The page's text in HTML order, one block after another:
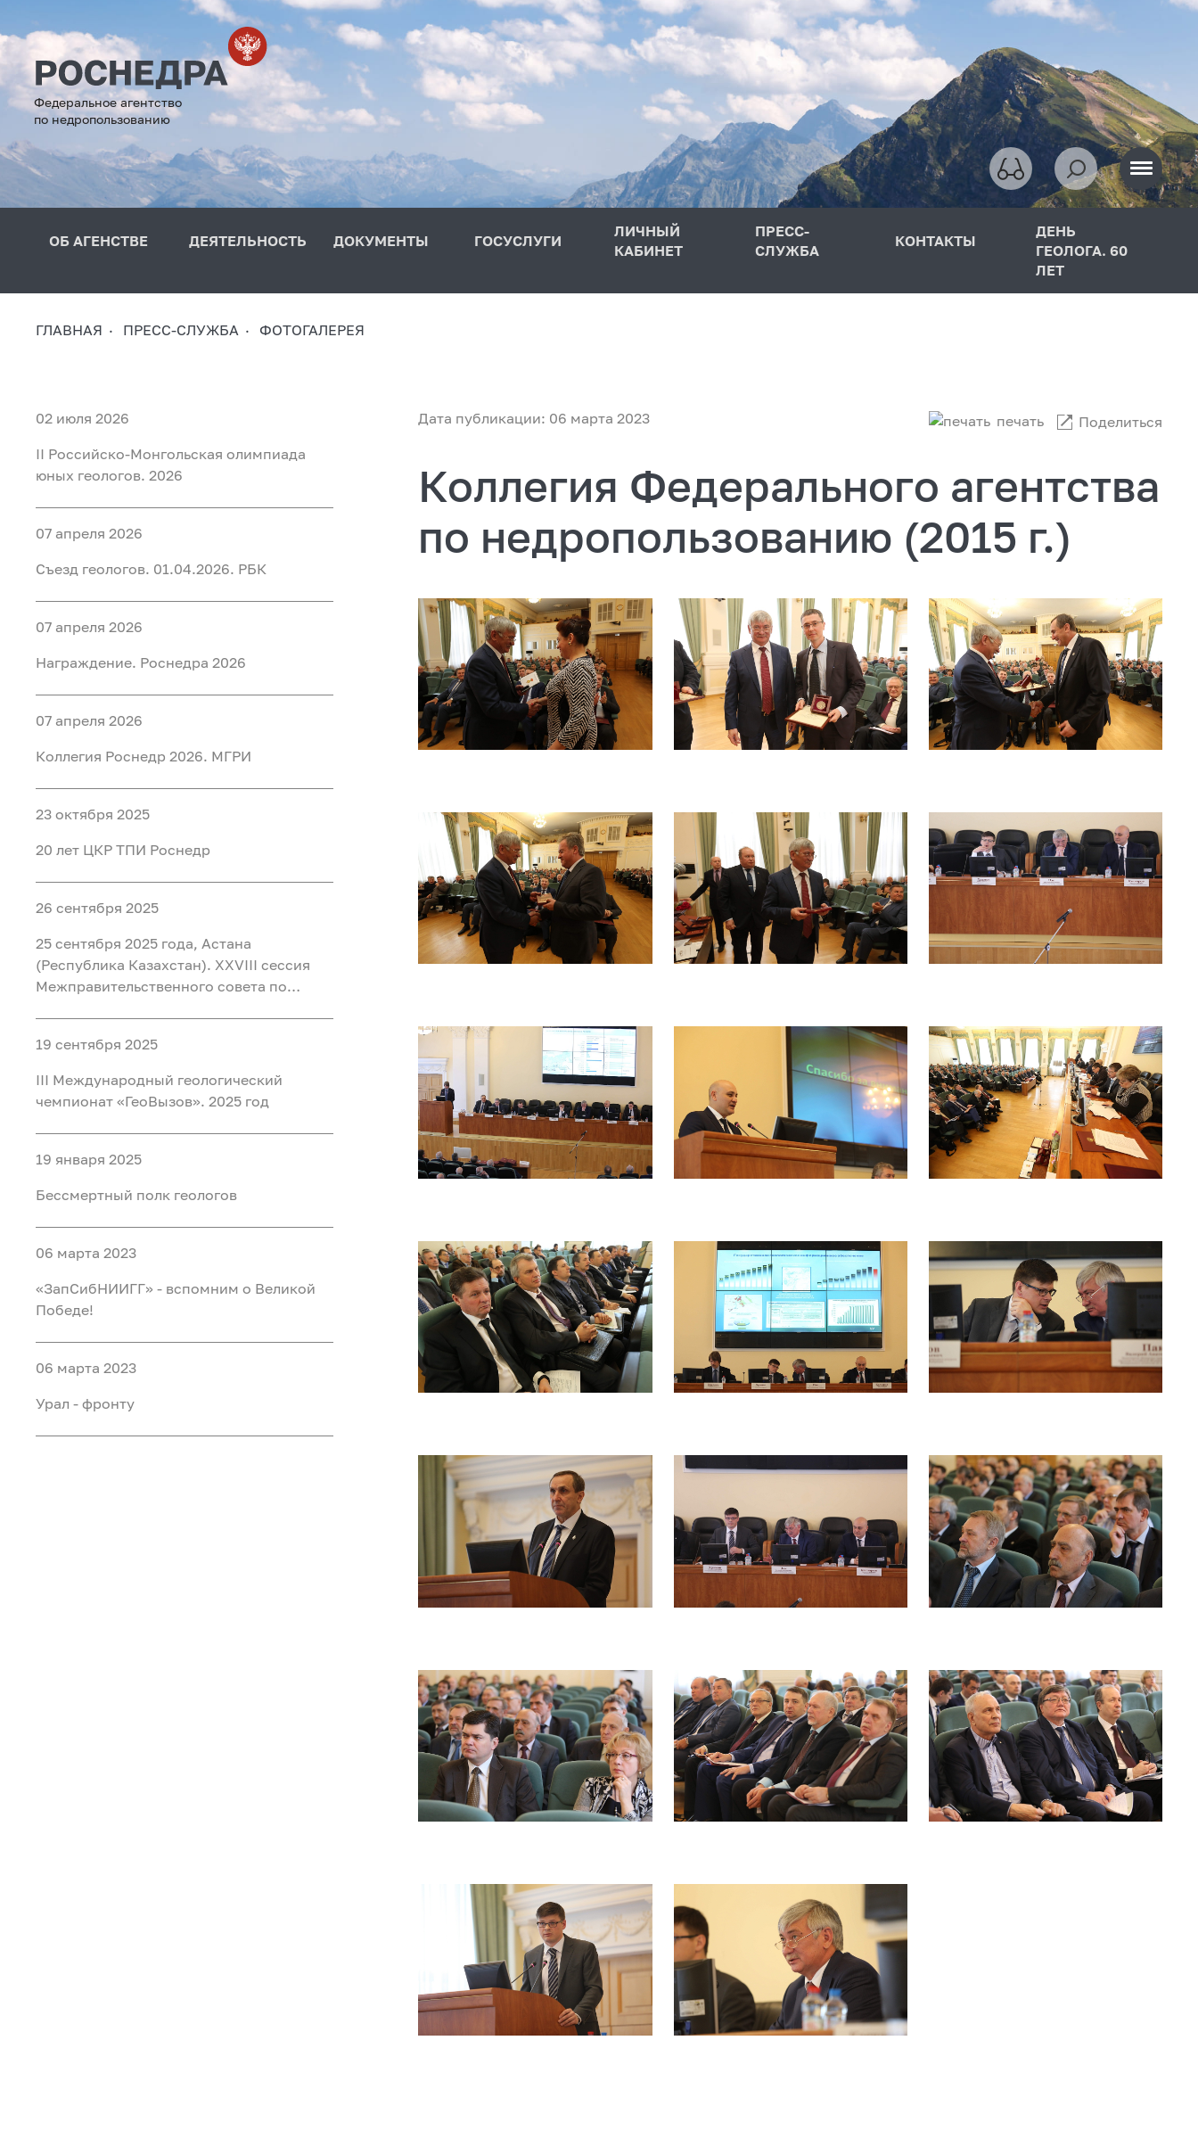
Федеральное агентство
по недропользованию
ОБ АГЕНСТВЕ ДЕЯТЕЛЬНОСТЬ ДОКУМЕНТЫ ГОСУСЛУГИ
ЛИЧНЫЙ
КАБИНЕТ
ПРЕСС-
СЛУЖБА
КОНТАКТЫ
ДЕНЬ
ГЕОЛОГА. 60
ЛЕТ
ГЛАВНАЯ ПРЕСС-СЛУЖБА ФОТОГАЛЕРЕЯ
02 июля 2026
II Российско-Монгольская олимпиада
юных геологов. 2026
07 апреля 2026
Съезд геологов. 01.04.2026. РБК
07 апреля 2026
Награждение. Роснедра 2026
07 апреля 2026
Коллегия Роснедр 2026. МГРИ
23 октября 2025
20 лет ЦКР ТПИ Роснедр
26 сентября 2025
25 сентября 2025 года, Астана
(Республика Казахстан). ХХVIII сессия
Межправительственного совета по
19 сентября 2025
III Международный геологический
чемпионат «ГеоВызов». 2025 год
19 января 2025
Бессмертный полк геологов
06 марта 2023
«ЗапСибНИИГГ» - вспомним о Великой
Победе!
06 марта 2023
Урал - фронту
Дата публикации: 06 марта 2023 печать Поделиться
Коллегия Федерального агентства
по недропользованию (2015 г.)